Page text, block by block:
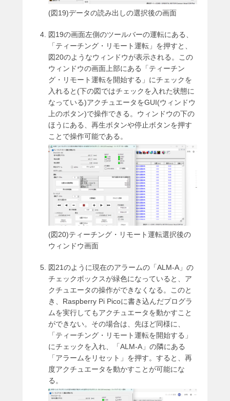
(図19)データの読み出しの選択後の画面
図19の画面左側のツールバーの運転にある、
「ティーチング・リモート運転」を押すと、
図20のようなウィンドウが表示される。この
ウィンドウの画面上部にある「ティーチン
グ・リモート運転を開始する」にチェックを
入れると(下の図ではチェックを入れた状態に
なっている)アクチュエータをGUI(ウィンドウ
上のボタン)で操作できる。ウィンドウの下の
ほうにある、再生ボタンや停止ボタンを押す
ことで操作可能である。
(図20)ティーチング・リモート運転選択後の
ウィンドウ画面
図21のように現在のアラームの「ALM-A」の
チェックボックスが緑色になっていると、ア
クチュエータの操作ができなくなる。このと
き、Raspberry Pi Picoに書き込んだプログラ
ムを実行してもアクチュエータを動かすこと
ができない。その場合は、先ほど同様に、
「ティーチング・リモート運転を開始する」
にチェックを入れ、「ALM-A」の隣にある
「アラームをリセット」を押す。すると、再
度アクチュエータを動かすことが可能にな
る。